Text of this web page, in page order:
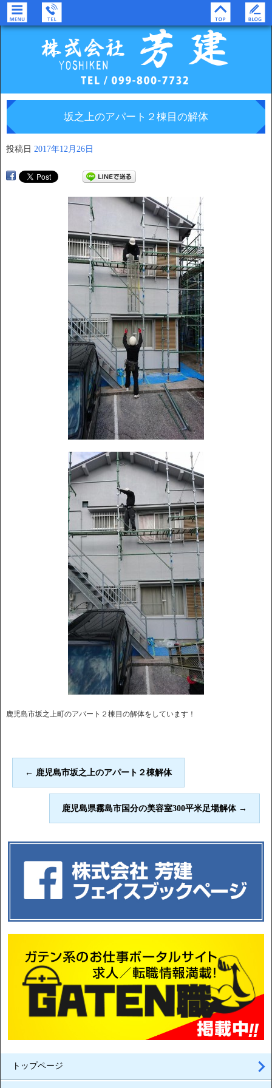
坂之上のアパート２棟目の解体
投稿日 2017年12月26日
鹿児島市坂之上町のアパート２棟目の解体をしています！
← 鹿児島市坂之上のアパート２棟解体
鹿児島県霧島市国分の美容室300平米足場解体 →
トップページ